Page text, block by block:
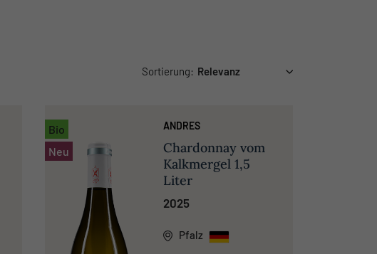
Sortierung:
Bio
Neu
ANDRES
Chardonnay vom
Kalkmergel 1,5
Liter
2025
Pfalz